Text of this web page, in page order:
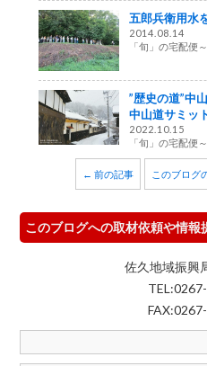
五郎兵衛用水
2014.08.14
「旬」の宅配便
”歴史の道”中
中山道サミッ
2022.10.15
「旬」の宅配便
← 前の記事 このブログ
このブログへの取材依頼や情
佐久地域振興